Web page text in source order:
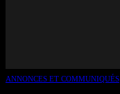
ANNONCES ET COMMUNIQUÉS